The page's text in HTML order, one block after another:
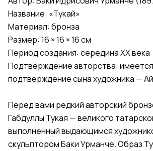
Название: «Тукай»
Материал: бронза
Размер: 16 × 16 × 16 см
Период создания: середина XX века
Подтверждение авторства:
подтверждение сына художника —
Перед вами редкий авторский
Габдуллы Тукая — великого
выполненный выдающимся
скульптором Баки Урманче. Образ